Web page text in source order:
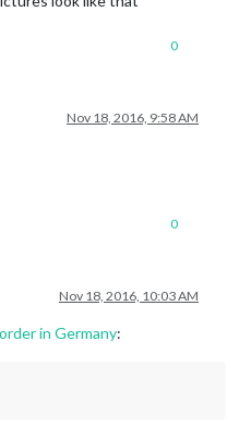
0
Nov 18, 2016, 9:58 AM
0
Nov 18, 2016, 10:03 AM
in Germany: